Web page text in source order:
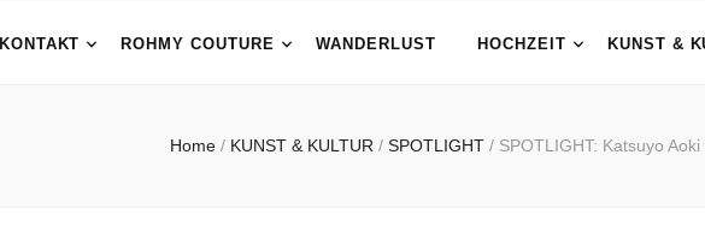
KONTAKT ROHMY COUTURE WANDERLUST HOCHZEIT KUNST &
Home / KUNST & KULTUR / SPOTLIGHT / SPOTLIGHT: Katsuyo Aoki